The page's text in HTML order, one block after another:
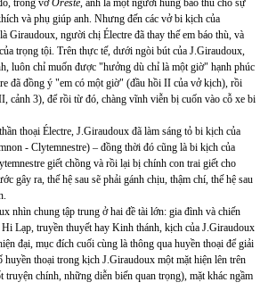
trong vởOreste, anh là một người hùng báo thù cho sự
và phụ giúp anh. Nhưng đến các vở bi kịch của
Giraudoux, người chị Électre đã thay thế em báo thù, và
trọng tội. Trên thực tế, dưới ngòi bút của J.Giraudoux,
luôn chỉ muốn được "hưởng dù chỉ là một giờ" hạnh phúc
đã đồng ý "em có một giờ" (đầu hồi II của vở kịch), rồi
cảnh 3), để rồi từ đó, chàng vĩnh viễn bị cuốn vào cỗ xe bi
thoại Électre, J.Giraudoux đã làm sáng tỏ bi kịch của
- Clytemnestre) – đồng thời đó cũng là bi kịch của
giết chồng và rồi lại bị chính con trai giết cho
gây ra, thế hệ sau sẽ phải gánh chịu, thậm chí, thế hệ sau
nhìn chung tập trung ở hai đề tài lớn: gia đình và chiến
Lạp, truyền thuyết hay Kinh thánh, kịch của J.Giraudoux
đại, mục đích cuối cùng là thông qua huyền thoại để giải
huyền thoại trong kịch J.Giraudoux một mặt hiện lên trên
truyện chính, những diễn biến quan trọng), mặt khác ngầm